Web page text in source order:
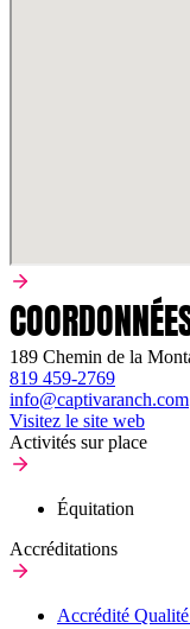
189 Chemin de la
819 459-2769
info@captivaranch.com
Visitez le site web
Activités sur place
Équitation
Accréditations
Accrédité